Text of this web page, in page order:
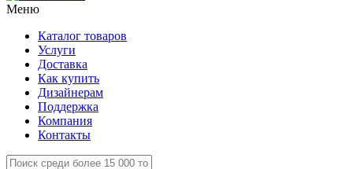
Меню
Каталог товаров
Услуги
Доставка
Как купить
Дизайнерам
Поддержка
Компания
Контакты